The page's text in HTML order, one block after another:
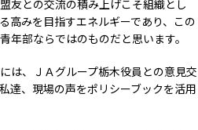
友との交流の積み上げこそ組織とし
高みを目指すエネルギーであり、この
年部ならではのものだと思います。
は、ＪＡグループ栃木役員との意見交
達、現場の声をポリシーブックを活用